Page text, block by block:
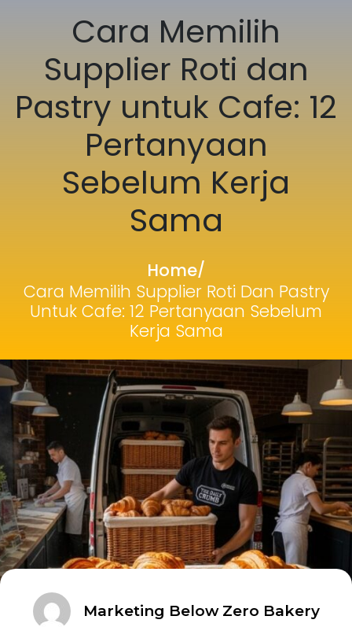
Cara Memilih
Supplier Roti dan
Pastry untuk Cafe: 12
Pertanyaan
Sebelum Kerja
Sama
Home/
Cara Memilih Supplier Roti Dan Pastry
Untuk Cafe: 12 Pertanyaan Sebelum
Kerja Sama
Marketing Below Zero Bakery